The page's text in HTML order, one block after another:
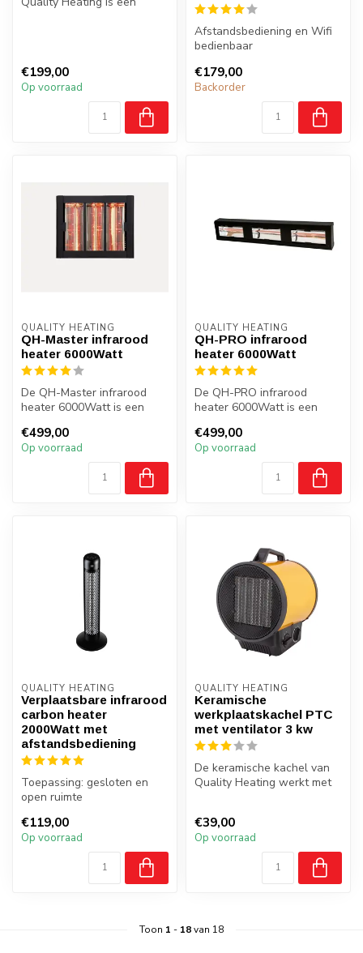
€199,00
Op voorraad
Afstandsbediening en Wifi
bedienbaar
Super licht mater...
€179,00
Backorder
QUALITY HEATING
QH-Master infrarood
heater 6000Watt
De QH-Master infrarood
heater 6000Watt is een
ontworp...
€499,00
Op voorraad
QUALITY HEATING
QH-PRO infrarood
heater 6000Watt
De QH-PRO infrarood
heater 6000Watt is een
ontworpen ...
€499,00
Op voorraad
QUALITY HEATING
Verplaatsbare infrarood
carbon heater
2000Watt met
afstandsbediening
Toepassing: gesloten en
open ruimte
Bereik 100Watt p/m2
gemeten b...
€119,00
Op voorraad
QUALITY HEATING
Keramische
werkplaatskachel PTC
met ventilator 3 kw
De keramische kachel van
Quality Heating werkt met
€39,00
Op voorraad
Toon 1 - 18van 18